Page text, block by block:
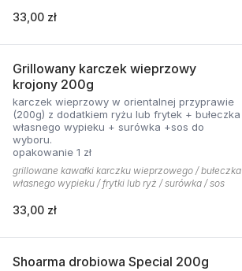
33,00 zł
Grillowany karczek wieprzowy
krojony 200g
karczek wieprzowy w orientalnej przyprawie
(200g) z dodatkiem ryżu lub frytek + bułeczka
własnego wypieku + surówka +sos do
wyboru.
opakowanie 1 zł
grillowane kawałki karczku wieprzowego / bułeczka
własnego wypieku / frytki lub ryż / surówka / sos
33,00 zł
Shoarma drobiowa Special 200g